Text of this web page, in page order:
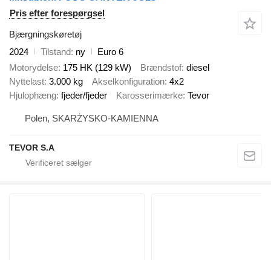
Pris efter forespørgsel
Bjærgningskøretøj
2024
Tilstand ny
Euro 6
Motorydelse 175 HK (129 kW) Brændstof diesel
Nyttelast 3.000 kg Akselkonfiguration 4x2
Hjulophæng fjeder/fjeder Karosserimærke Tevor
Polen, SKARŻYSKO-KAMIENNA
TEVOR S.A